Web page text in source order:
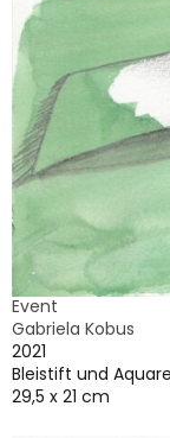
Event
Gabriela Kobus
2021
Bleistift und
29,5 x 21 cm